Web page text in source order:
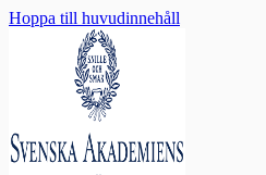
Hoppa till huvudinnehåll